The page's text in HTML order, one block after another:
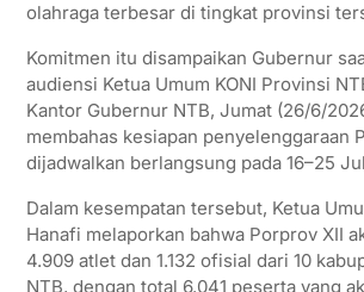
olahraga terbesar di tingkat provinsi
Komitmen itu disampaikan Gubernur
audiensi Ketua Umum KONI Provinsi
Kantor Gubernur NTB, Jumat (26/6/
membahas kesiapan penyelenggaraan
dijadwalkan berlangsung pada 16–25
Dalam kesempatan tersebut, Ketua
Hanafi melaporkan bahwa Porprov XII
4.909 atlet dan 1.132 ofisial dari 10
NTB, dengan total 6.041 peserta yang